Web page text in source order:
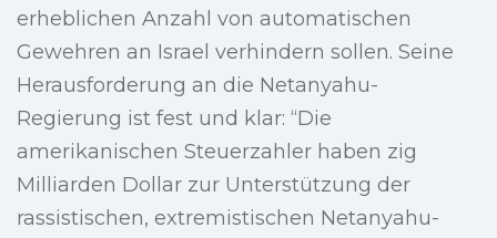
erheblichen Anzahl von automatischen
Gewehren an Israel verhindern sollen. Seine
Herausforderung an die Netanyahu-
Regierung ist fest und klar: “Die
amerikanischen Steuerzahler haben zig
Milliarden Dollar zur Unterstützung der
rassistischen, extremistischen Netanyahu-